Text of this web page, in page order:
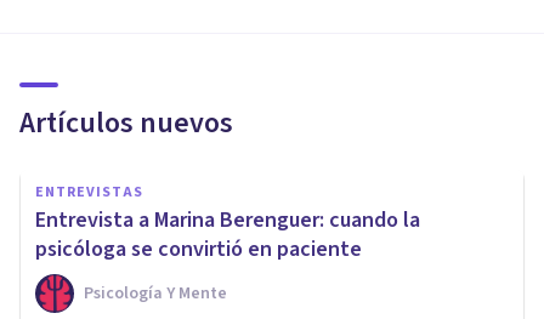
Artículos nuevos
ENTREVISTAS
Entrevista a Marina Berenguer: cuando la
psicóloga se convirtió en paciente
Psicología Y Mente